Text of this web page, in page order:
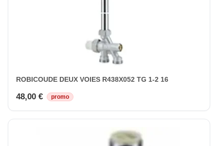
ROBICOUDE DEUX VOIES R438X052 TG 1-2 16
48,00 € promo